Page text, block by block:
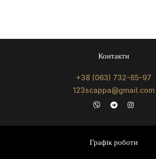
Контакти
+38 (063) 732-65-97
123scappa@gmail.com
Графік роботи